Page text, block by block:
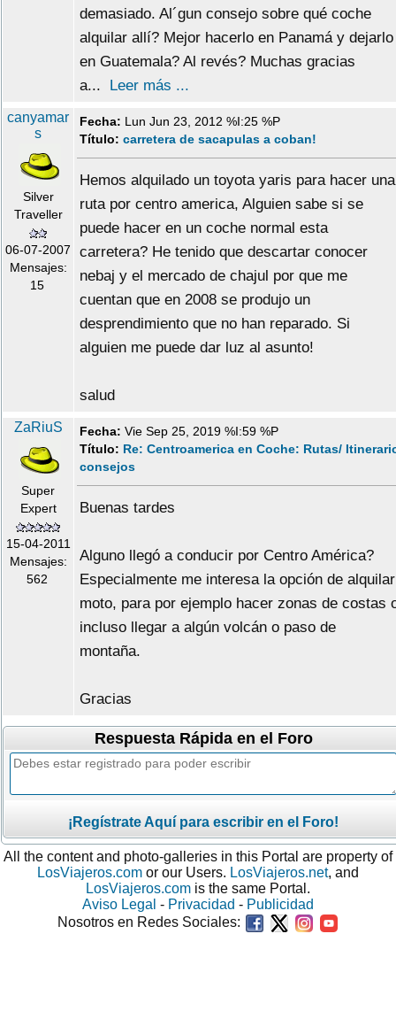
demasiado. Al´gun consejo sobre qué coche
alquilar allí? Mejor hacerlo en Panamá y dejarlo
en Guatemala? Al revés? Muchas gracias
a...
Leer más ...
canyamar
s
Silver
Traveller
06-07-2007
Mensajes:
15
Fecha: Lun Jun 23, 2012 %I:25 %P
Título: carretera de sacapulas a coban!
Hemos alquilado un toyota yaris para hacer una
ruta por centro america, Alguien sabe si se
puede hacer en un coche normal esta
carretera? He tenido que descartar conocer
nebaj y el mercado de chajul por que me
cuentan que en 2008 se produjo un
desprendimiento que no han reparado. Si
alguien me puede dar luz al asunto!
salud
ZaRiuS
Super
Expert
15-04-2011
Mensajes:
562
Fecha: Vie Sep 25, 2019 %I:59 %P
Título: Re: Centroamerica en Coche: Rutas/
consejos
Buenas tardes
Alguno llegó a conducir por Centro América?
Especialmente me interesa la opción de alquilar
moto, para por ejemplo hacer zonas de costas
incluso llegar a algún volcán o paso de
montaña.
Gracias
Respuesta Rápida en el Foro
¡Regístrate Aquí para escribir en el Foro!
All the content and photo-galleries in this Portal are property of
LosViajeros.com or our Users. LosViajeros.net, and
LosViajeros.com is the same Portal.
Aviso Legal - Privacidad - Publicidad
Nosotros en Redes Sociales: